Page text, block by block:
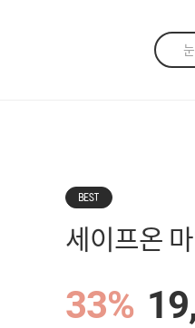
BEST
세이프온
33%